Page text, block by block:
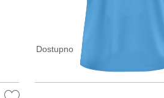
Dostupno